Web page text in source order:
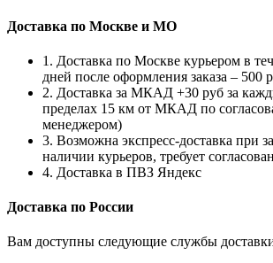
Доставка по Москве и МО
1. Доставка по Москве курьером в
дней после оформления заказа – 500
2. Доставка за МКАД +30 руб за
пределах 15 км от МКАД по
менеджером)
3. Возможна экспресс-доставка при
наличии курьеров, требует
4. Доставка в ПВЗ Яндекс
Доставка по России
Вам доступны следующие службы